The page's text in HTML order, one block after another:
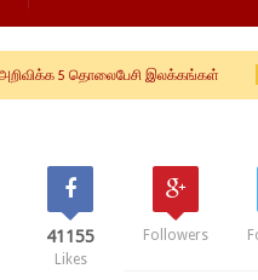
தொலைபேசி இலக்கங்கள் local news
41155
Likes
Followers